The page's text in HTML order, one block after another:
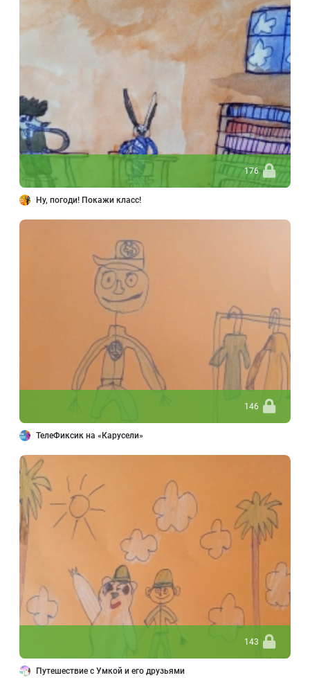
176
Ну, погоди! Покажи класс!
146
ТелеФиксик на «Карусели»
143
Путешествие с Умкой и его друзьями